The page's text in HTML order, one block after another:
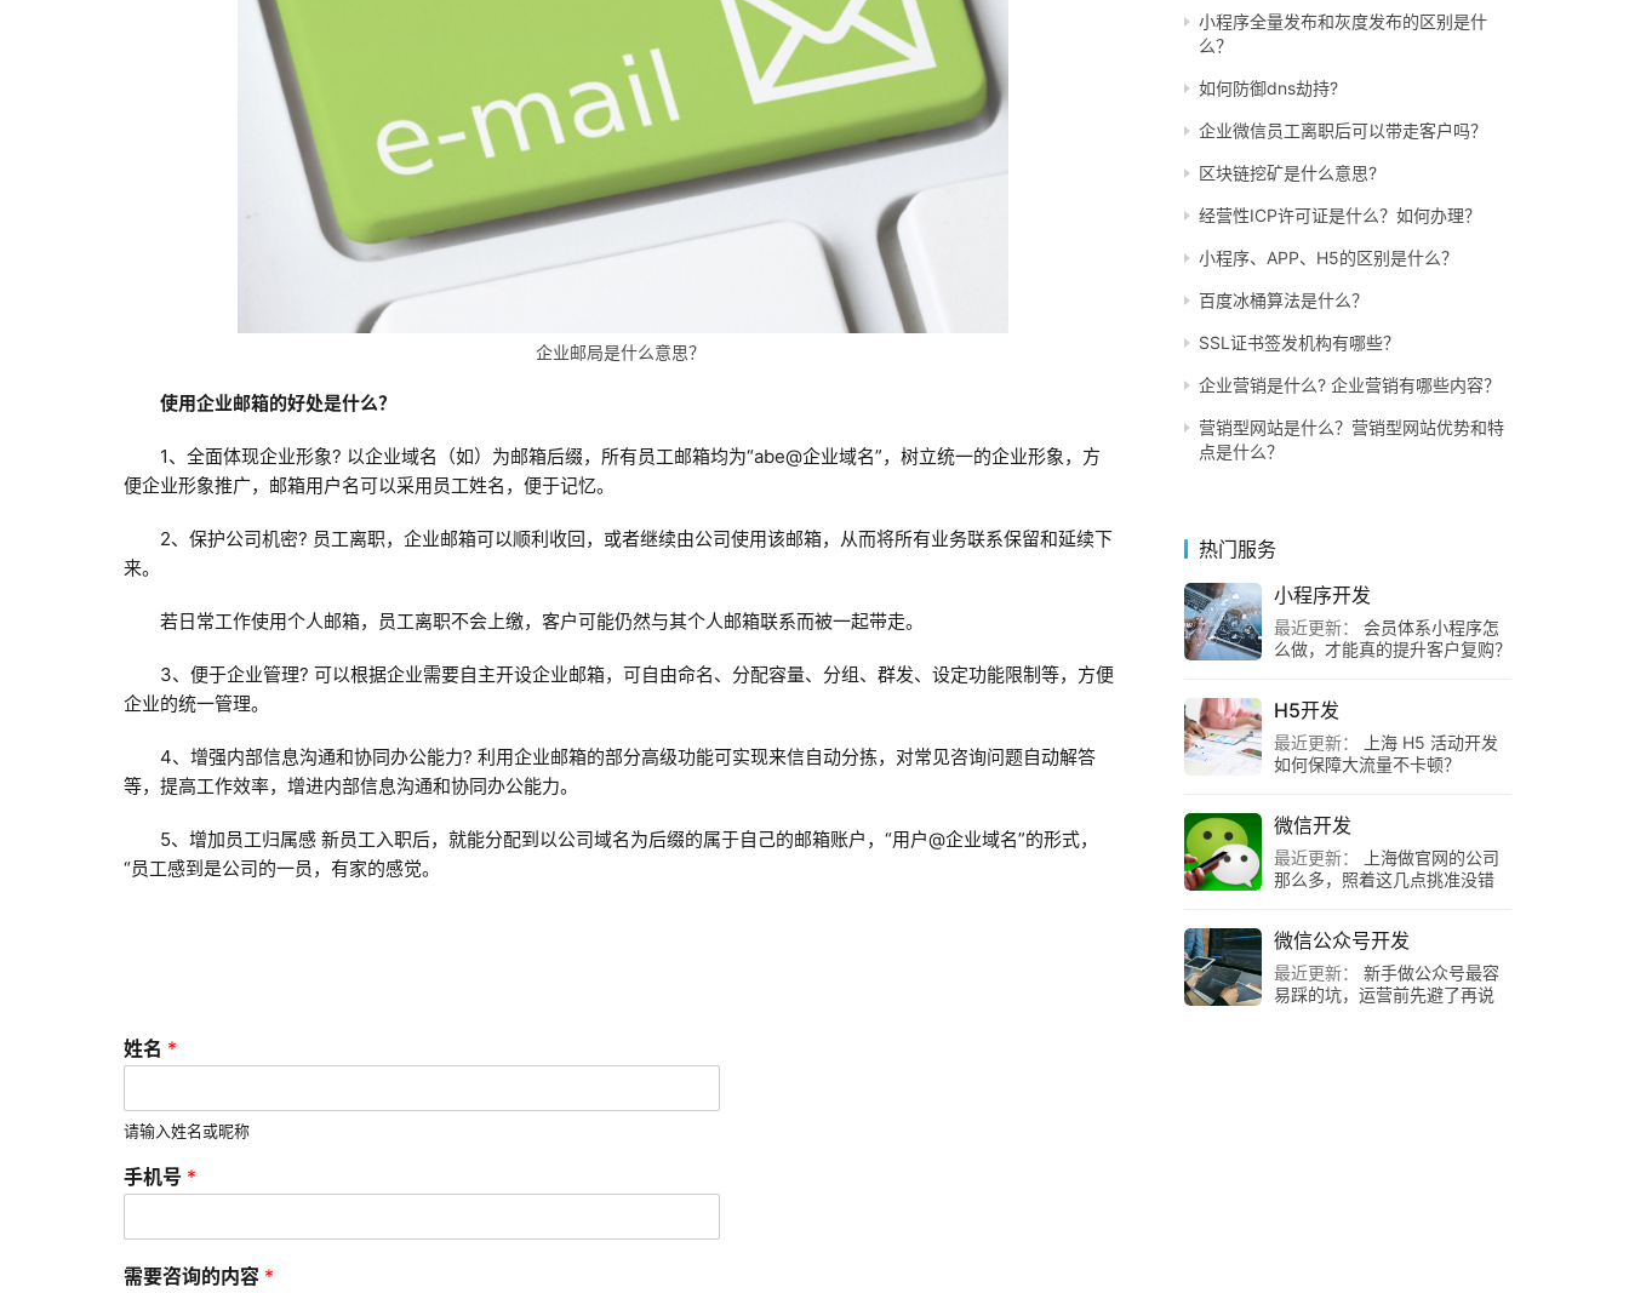
企业邮局是什么意思？
使用企业邮箱的好处是什么？
1、全面体现企业形象? 以企业域名（如）为邮箱后缀，所有员工邮箱均为“abe@企业域名”，树立统一的企业形象，方
便企业形象推广，邮箱用户名可以采用员工姓名，便于记忆。
2、保护公司机密? 员工离职，企业邮箱可以顺利收回，或者继续由公司使用该邮箱，从而将所有业务联系保留和延续下
来。
若日常工作使用个人邮箱，员工离职不会上缴，客户可能仍然与其个人邮箱联系而被一起带走。
3、便于企业管理? 可以根据企业需要自主开设企业邮箱，可自由命名、分配容量、分组、群发、设定功能限制等，方便
企业的统一管理。
4、增强内部信息沟通和协同办公能力? 利用企业邮箱的部分高级功能可实现来信自动分拣，对常见咨询问题自动解答
等，提高工作效率，增进内部信息沟通和协同办公能力。
5、增加员工归属感 新员工入职后，就能分配到以公司域名为后缀的属于自己的邮箱账户，“用户@企业域名”的形式，
“员工感到是公司的一员，有家的感觉。
*
验
码
手
号
姓名 *
请输入姓名或昵称
手机号 *
需要咨询的内容 *
小程序全量发布和灰度发布的区别是什
么？
如何防御dns劫持?
企业微信员工离职后可以带走客户吗？
区块链挖矿是什么意思?
经营性ICP许可证是什么？如何办理？
小程序、APP、H5的区别是什么？
百度冰桶算法是什么？
SSL证书签发机构有哪些？
企业营销是什么? 企业营销有哪些内容？
营销型网站是什么？营销型网站优势和特
点是什么？
热门服务
小程序开发
最近更新：
会员体系小程序怎
么做，才能真的提升客户复购？
H5开发
最近更新：
上海 H5 活动开发
如何保障大流量不卡顿？
微信开发
最近更新：
上海做官网的公司
那么多，照着这几点挑准没错
微信公众号开发
最近更新：
新手做公众号最容
易踩的坑，运营前先避了再说